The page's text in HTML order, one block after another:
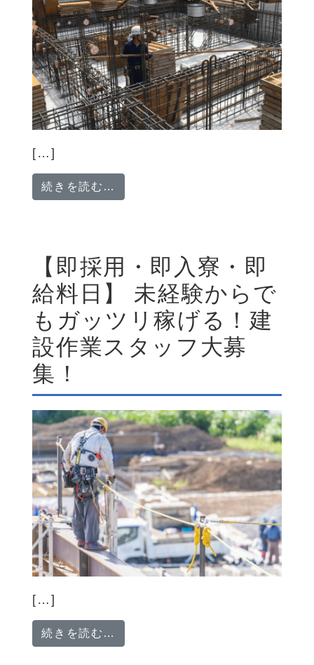
[…]
続きを読む…
【即採用・即入寮・即
給料日】 未経験からで
もガッツリ稼げる！建
設作業スタッフ大募
集！
[…]
続きを読む…